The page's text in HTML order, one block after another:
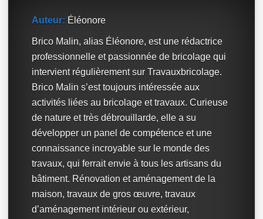
Auteur: Éléonore
Brico Malin, alias Éléonore, est une rédactrice
professionnelle et passionnée de bricolage qui
intervient régulièrement sur Travauxbricolage.
Brico Malin s’est toujours intéressée aux
activités liées au bricolage et travaux. Curieuse
de nature et très débrouillarde, elle a su
développer un panel de compétence et une
connaissance incroyable sur le monde des
travaux, qui ferrait envie à tous les artisans du
bâtiment. Rénovation et aménagement de la
maison, travaux de gros œuvre, travaux
d’aménagement intérieur ou extérieur,